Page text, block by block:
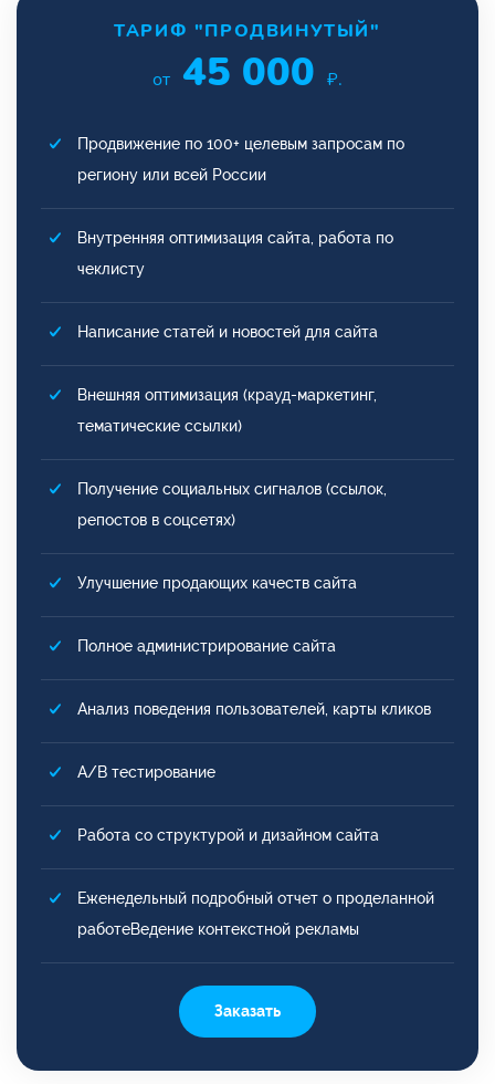
ТАРИФ "ПРОДВИНУТЫЙ"
от 45 000 ₽.
Продвижение по 100+ целевым запросам по
региону или всей России
Внутренняя оптимизация сайта, работа по
чеклисту
Написание статей и новостей для сайта
Внешняя оптимизация (крауд-маркетинг,
тематические ссылки)
Получение социальных сигналов (ссылок,
репостов в соцсетях)
Улучшение продающих качеств сайта
Полное администрирование сайта
Анализ поведения пользователей, карты кликов
A/B тестирование
Работа со структурой и дизайном сайта
Еженедельный подробный отчет о проделанной
работеВедение контекстной рекламы
Заказать